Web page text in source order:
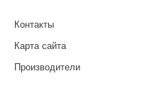
Контакты
Карта сайта
Производители